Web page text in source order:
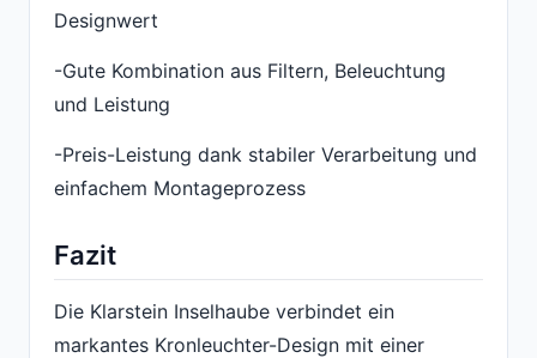
Designwert
-Gute Kombination aus Filtern, Beleuchtung
und Leistung
-Preis-Leistung dank stabiler Verarbeitung und
einfachem Montageprozess
Fazit
Die Klarstein Inselhaube verbindet ein
markantes Kronleuchter-Design mit einer